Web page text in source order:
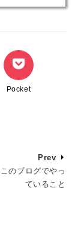
Pocket
Prev
のブログでやっ
ていること